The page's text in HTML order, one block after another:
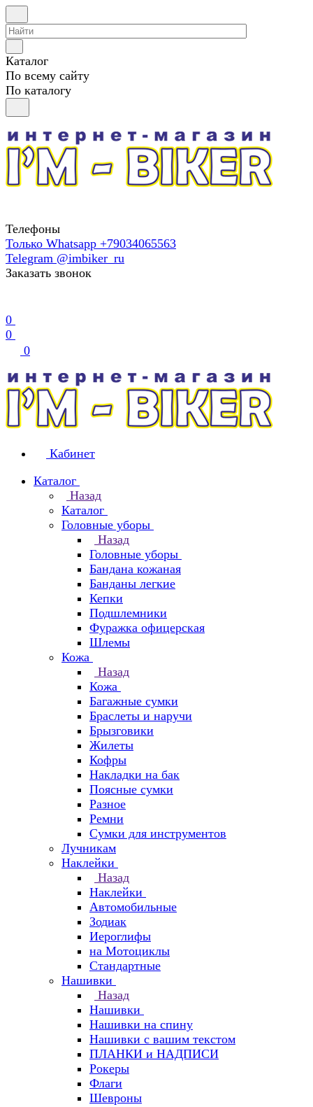
Каталог
По всему сайту
По каталогу
Телефоны
Только Whatsapp +79034065563
Telegram @imbiker_ru
Заказать звонок
0
0
0
Кабинет
Каталог
Назад
Каталог
Головные уборы
Назад
Головные уборы
Бандана кожаная
Банданы легкие
Кепки
Подшлемники
Фуражка офицерская
Шлемы
Кожа
Назад
Кожа
Багажные сумки
Браслеты и наручи
Брызговики
Жилеты
Кофры
Накладки на бак
Поясные сумки
Разное
Ремни
Сумки для инструментов
Лучникам
Наклейки
Назад
Наклейки
Автомобильные
Зодиак
Иероглифы
на Мотоциклы
Стандартные
Нашивки
Назад
Нашивки
Нашивки на спину
Нашивки с вашим текстом
ПЛАНКИ и НАДПИСИ
Рокеры
Флаги
Шевроны